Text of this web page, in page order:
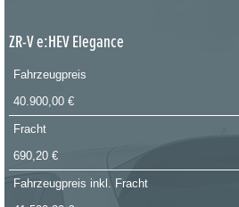
ZR-V e:HEV Elegance
Fahrzeugpreis
40.900,00 €
Fracht
690,20 €
Fahrzeugpreis inkl. Fracht